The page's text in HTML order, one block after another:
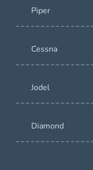
Piper
Cessna
Jodel
Diamond